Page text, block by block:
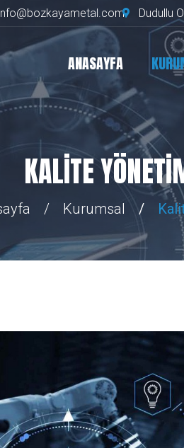
Dudullu
ANASAYFA
KALITE
Kurumsal